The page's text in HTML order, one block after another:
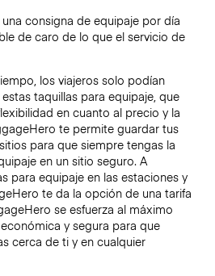
consigna de equipaje por día
de caro de lo que el servicio de
los viajeros solo podían
taquillas para equipaje, que
en cuanto al precio y la
te permite guardar tus
para que siempre tengas la
en un sitio seguro. A
para equipaje en las estaciones y
te da la opción de una tarifa
se esfuerza al máximo
y segura para que
cerca de ti y en cualquier